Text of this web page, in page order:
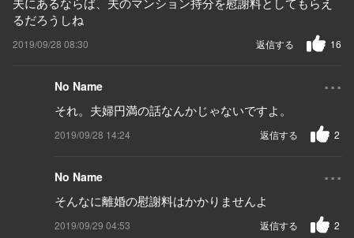
るだろうしね
2019/09/28 08:30 16
返信する
No Name ...
それ。夫婦円満の話なんかじゃないですよ。
2019/09/28 14:24 2
返信する
No Name ...
そんなに離婚の慰謝料はかかりませんよ
2019/09/29 04:53 2
返信する